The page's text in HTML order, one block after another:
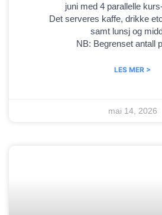
juni med 4 parallelle
Det serveres kaffe, drikke
samt lunsj og
NB: Begrenset antall
LES MER >
mai 14, 2026